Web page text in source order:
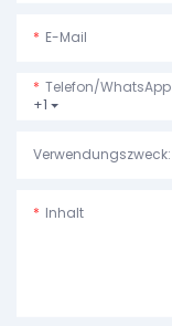
E-Mail
+1
Telefon/WhatsApp
Inhalt